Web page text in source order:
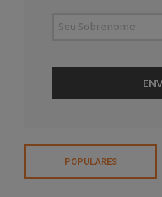
POPULARES